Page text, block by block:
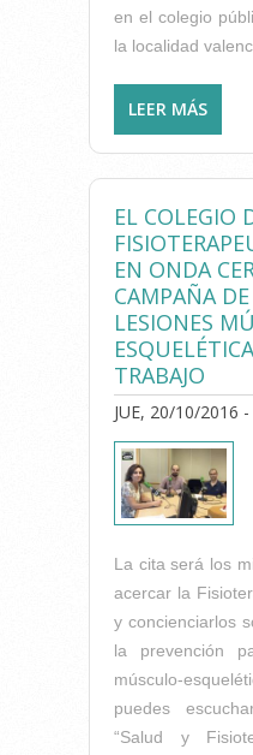
en el colegio
la localidad
LEER MÁS
UNA
EL COLEGIO
EN ONDA
CAMPAÑA
LESIONES
TRABAJO
JUE, 20/10/2016
La cita será los
acercar la
y concienciarlos
la prevención
músculo-
puedes
“Salud y